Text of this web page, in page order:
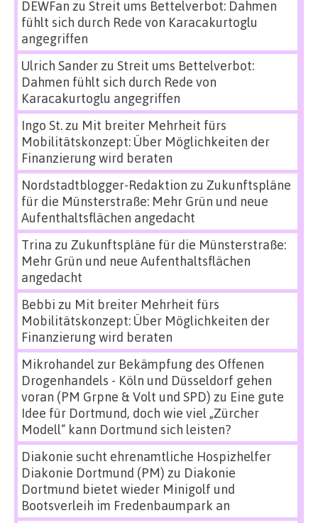
DEWFan zu Streit ums Bettelverbot: Dahmen
fühlt sich durch Rede von Karacakurtoglu
angegriffen
Ulrich Sanderzu Streit ums Bettelverbot:
Dahmen fühlt sich durch Rede von
Karacakurtoglu angegriffen
Ingo St.zu Mit breiter Mehrheit fürs
Mobilitätskonzept: Über Möglichkeiten der
Finanzierung wird beraten
Nordstadtblogger-Redaktion zu Zukunftspläne
für die Münsterstraße: Mehr Grün und neue
Aufenthaltsflächen angedacht
Trina zu Zukunftspläne für die Münsterstraße:
Mehr Grün und neue Aufenthaltsflächen
angedacht
Bebbi zu Mit breiter Mehrheit fürs
Mobilitätskonzept: Über Möglichkeiten der
Finanzierung wird beraten
Mikrohandel zur Bekämpfung des Offenen
Drogenhandels - Köln und Düsseldorf gehen
voran (PM Grpne & Volt und SPD) zu Eine gute
Idee für Dortmund, doch wie viel „Zürcher
Modell“ kann Dortmund sich leisten?
Diakonie sucht ehrenamtliche Hospizhelfer
Diakonie Dortmund (PM) zu Diakonie
Dortmund bietet wieder Minigolf und
Bootsverleih im Fredenbaumpark an